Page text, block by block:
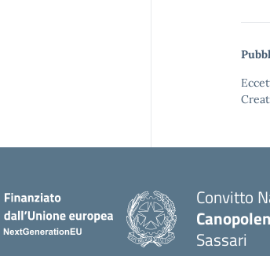
Convitto
Sassari